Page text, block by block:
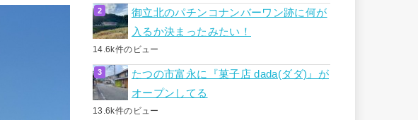
御立北のパチンコナンバーワン跡に何が
入るか決まったみたい！
14.6k件のビュー
たつの市富永に『菓子店 dada(ダダ)』が
オープンしてる
13.6k件のビュー